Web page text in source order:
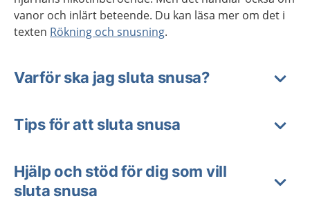
vanor och inlärt beteende. Du kan läsa mer om det i
texten Rökning och snusning.
Varför ska jag sluta snusa?
Tips för att sluta snusa
Hjälp och stöd för dig som vill
sluta snusa